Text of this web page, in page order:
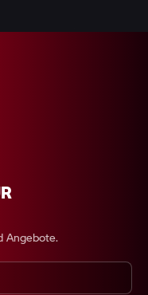
Angebote.